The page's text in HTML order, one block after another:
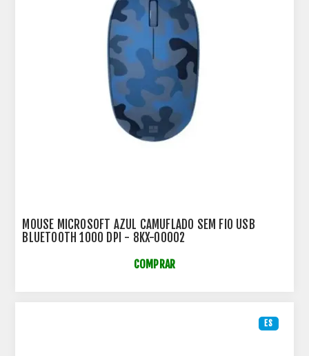
MOUSE MICROSOFT AZUL CAMUFLADO SEM FIO USB
BLUETOOTH 1000 DPI - 8KX-00002
COMPRAR
ES